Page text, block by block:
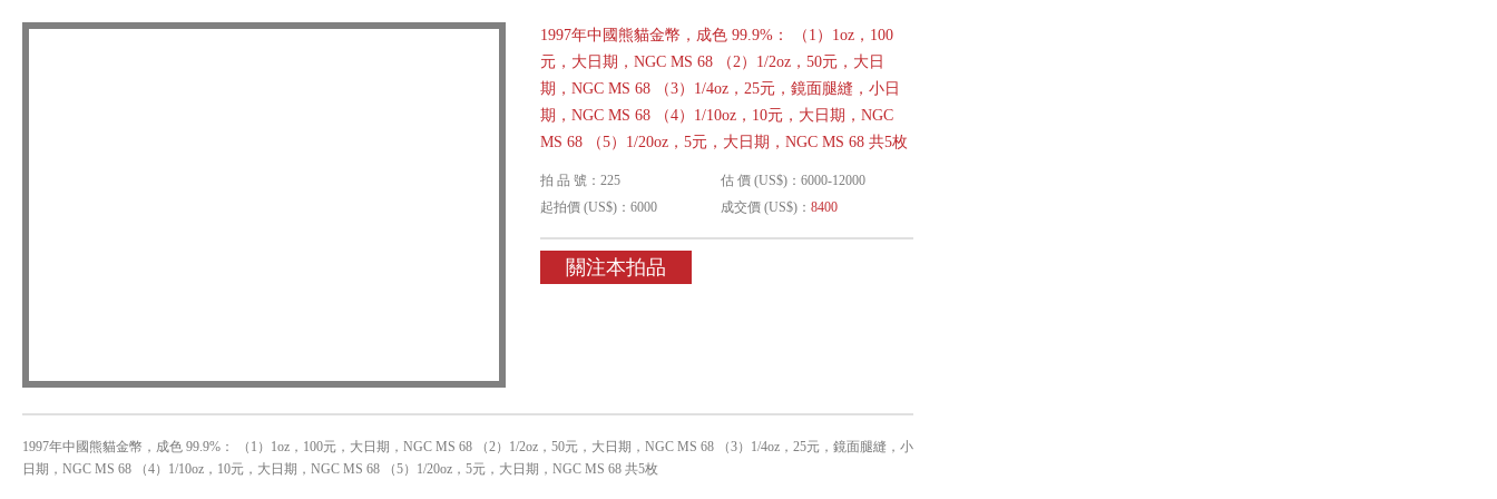
1997年中國熊貓金幣，成色 99.9%： （1）1oz，100
元，大日期，NGC MS 68 （2）1/2oz，50元，大日
期，NGC MS 68 （3）1/4oz，25元，鏡面腿縫，小日
期，NGC MS 68 （4）1/10oz，10元，大日期，NGC
MS 68 （5）1/20oz，5元，大日期，NGC MS 68 共5枚
拍 品 號：225
估 價 (US$)：6000-12000
起拍價 (US$)：6000
成交價 (US$)： 8400
關注本拍品
1997年中國熊貓金幣，成色 99.9%： （1）1oz，100元，大日期，NGC MS 68 （2）1/2oz，50元，大日期，NGC MS 68 （3）1/4oz，25元，鏡面腿縫，小
日期，NGC MS 68 （4）1/10oz，10元，大日期，NGC MS 68 （5）1/20oz，5元，大日期，NGC MS 68 共5枚